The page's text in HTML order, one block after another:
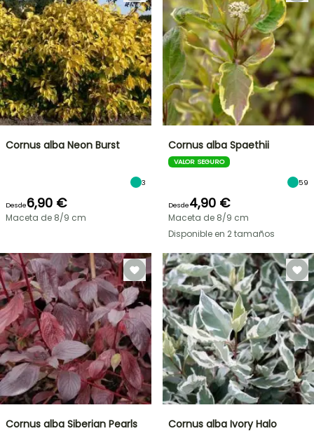
Cornus alba Neon Burst
3
Desde6,90 €
Maceta de 8/9 cm
Cornus alba Spaethii
VALOR SEGURO
59
Desde4,90 €
Maceta de 8/9 cm
Disponible en 2 tamaños
Cornus alba Siberian Pearls Cornus alba Ivory Halo